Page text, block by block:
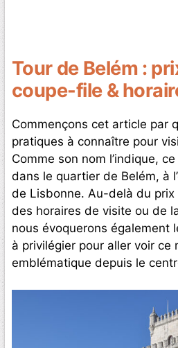
Tour de Belém :
coupe-file &
Commençons cet article par
pratiques à connaître pour
Comme son nom l’indique,
dans le quartier de Belém, à
de Lisbonne. Au-delà du
des horaires de visite ou de
nous évoquerons également
à privilégier pour aller voir ce
emblématique depuis le